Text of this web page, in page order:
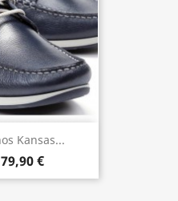
Kansas...
79,90 €